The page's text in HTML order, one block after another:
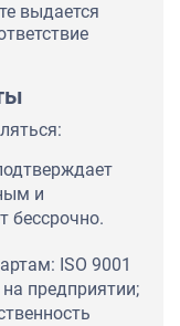
выдается
и
бессрочно.
ISO 9001
предприятии;